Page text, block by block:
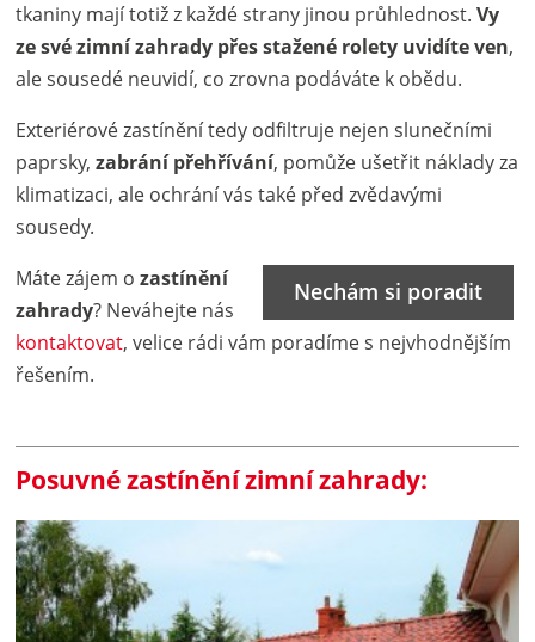
tkaniny mají totiž z každé strany jinou průhlednost.Vy
ze své zimní zahrady přes stažené rolety uvidíte ven,
ale sousedé neuvidí, co zrovna podáváte k obědu.
Exteriérové zastínění tedy odfiltruje nejen slunečními
paprsky,zabrání přehřívání, pomůže ušetřit náklady za
klimatizaci, ale ochrání vás také před zvědavými
sousedy.
Nechám si poradit
Máte zájem ozastínění
zahrady? Neváhejte nás
kontaktovat, velice rádi vám poradíme s nejvhodnějším
řešením.
Posuvné zastínění zimní zahrady: